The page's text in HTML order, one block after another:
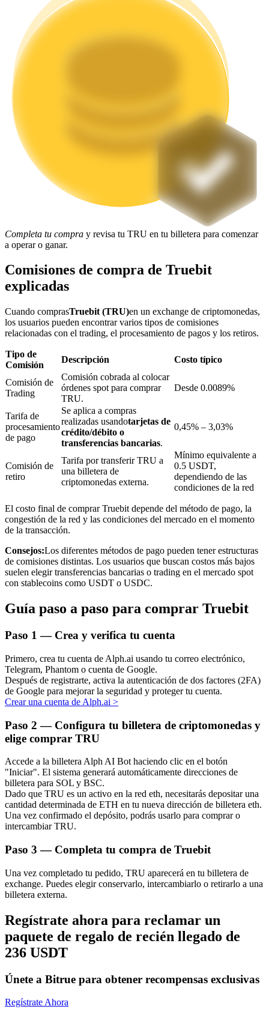
Staking
Launchpool
Participación flexible para ganar tokens populares
Bloqueos BTR
Inversiones exclusivas para titulares de BTR
Préstamos
Servicio de préstamos respaldado por criptomonedas
Aprender Staking
Obtenga más información sobre cómo obtener ingresos pasivos
Bitrue
AI
Bitrue Partners
Completa tu compra y revisa tu TRU en tu billetera para comenzar
a operar o ganar.
Comisiones de compra de Truebit
explicadas
Cuando comprasTruebit (TRU)en un exchange de criptomonedas,
los usuarios pueden encontrar varios tipos de comisiones
relacionadas con el trading, el procesamiento de pagos y los retiros.
Tipo de
Comisión
Descripción Costo típico
Comisión de
Trading
Comisión cobrada al colocar
órdenes spot para comprar
TRU.
Desde 0.0089%
Tarifa de
procesamiento
de pago
Se aplica a compras
realizadas usandotarjetas de
crédito/débito o
transferencias bancarias.
0,45% – 3,03%
Comisión de
retiro
Tarifa por transferir TRU a
una billetera de
criptomonedas externa.
Mínimo equivalente a
0.5 USDT,
dependiendo de las
condiciones de la red
El costo final de comprar Truebit depende del método de pago, la
congestión de la red y las condiciones del mercado en el momento
de la transacción.
Consejos:Los diferentes métodos de pago pueden tener estructuras
de comisiones distintas. Los usuarios que buscan costos más bajos
suelen elegir transferencias bancarias o trading en el mercado spot
con stablecoins como USDT o USDC.
Guía paso a paso para comprar Truebit
Paso 1 — Crea y verifica tu cuenta
Primero, crea tu cuenta de Alph.ai usando tu correo electrónico,
Telegram, Phantom o cuenta de Google.
Después de registrarte, activa la autenticación de dos factores (2FA)
de Google para mejorar la seguridad y proteger tu cuenta.
Crear una cuenta de Alph.ai >
Paso 2 — Configura tu billetera de criptomonedas y
elige comprar TRU
Accede a la billetera Alph AI Bot haciendo clic en el botón
"Iniciar". El sistema generará automáticamente direcciones de
billetera para SOL y BSC.
Dado que TRU es un activo en la red eth, necesitarás depositar una
cantidad determinada de ETH en tu nueva dirección de billetera eth.
Una vez confirmado el depósito, podrás usarlo para comprar o
intercambiar TRU.
Paso 3 — Completa tu compra de Truebit
Una vez completado tu pedido, TRU aparecerá en tu billetera de
exchange. Puedes elegir conservarlo, intercambiarlo o retirarlo a una
billetera externa.
Regístrate ahora para reclamar un
paquete de regalo de recién llegado de
236 USDT
Únete a Bitrue para obtener recompensas exclusivas
Regístrate Ahora